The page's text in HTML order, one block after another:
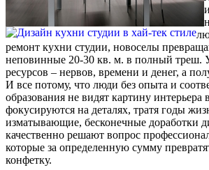
ремонт кухни студии, новоселы
неповинные 20-30 кв. м. в полный треш.
ресурсов – нервов, времени и денег, а
И все потому, что люди без опыта и
образования не видят картину интерьера
фокусируются на деталях, тратя годы
изматывающие, бесконечные доработки
качественно решают вопрос
которые за определенную сумму
конфетку.